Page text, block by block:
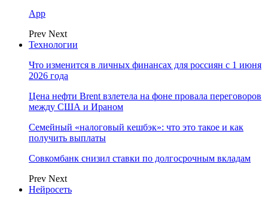
App
Prev Next
Технологии
Что изменится в личных финансах для россиян с 1 июня
2026 года
Цена нефти Brent взлетела на фоне провала переговоров
между США и Ираном
Семейный «налоговый кешбэк»: что это такое и как
получить выплаты
Совкомбанк снизил ставки по долгосрочным вкладам
Prev Next
Нейросеть